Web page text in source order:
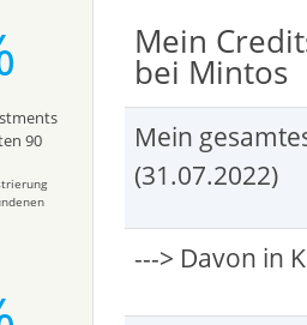
Mein
bei Mintos
Mein
(31.07.2022)
---> Davon in
90